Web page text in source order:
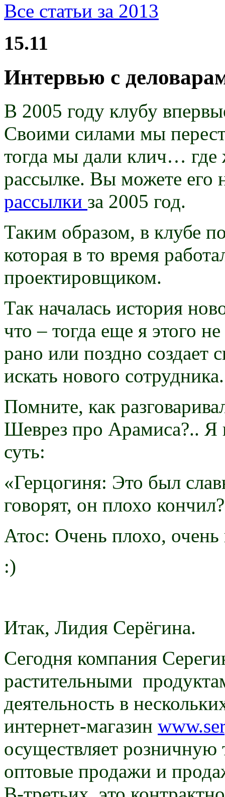
Все статьи за 2013
15.11
Интервью с
В 2005 году клубу
Своими силами мы
тогда мы дали клич… где
рассылке. Вы можете его
рассылки за 2005 год.
Таким образом, в клубе
которая в то время
проектировщиком.
Так началась история
что – тогда еще я этого
рано или поздно создает
искать нового сотрудника.
Помните, как
Шеврез про Арамиса?.. Я
суть:
«Герцогиня: Это был
говорят, он плохо
Атос: Очень плохо,
:)
Итак, Лидия Серёгина.
Сегодня компания
растительными
деятельность в
интернет-магазин
осуществляет
оптовые продажи и